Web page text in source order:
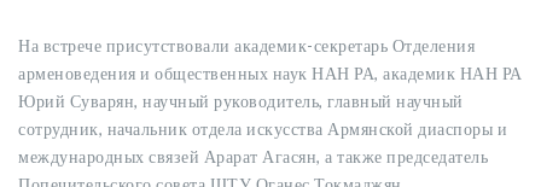
На встрече присутствовали академик-секретарь Отделения
арменоведения и общественных наук НАН РА, академик НАН РА
Юрий Суварян, научный руководитель, главный научный
сотрудник, начальник отдела искусства Армянской диаспоры и
международных связей Арарат Агасян, а также председатель